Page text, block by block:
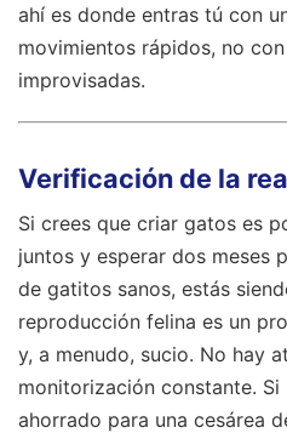
ahí es donde entras tú con
movimientos rápidos, no
improvisadas.
Verificación de la
Si crees que criar gatos es
juntos y esperar dos meses
de gatitos sanos, estás
reproducción felina es un
y, a menudo, sucio. No hay
monitorización constante. Si
ahorrado para una cesárea